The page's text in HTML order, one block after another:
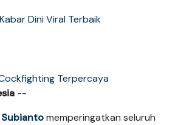
Dini Viral Terbaik
Terpercaya
--
memperingatkan seluruh